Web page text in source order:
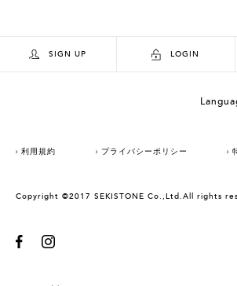
SIGN UP LOGIN
利用規約 プライバシーポリシー
Copyright ©2017 SEKISTONE Co.,Ltd.All rights